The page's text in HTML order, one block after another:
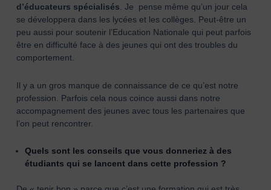
d’éducateurs spécialisés . Je pense même qu’un jour cela
se développera dans les lycées et les collèges. Peut-être un
peu aussi pour soutenir l’Education Nationale qui peut parfois
être en difficulté face à des jeunes qui ont des troubles du
comportement.
Il y a un gros manque de connaissance de ce qu’est notre
profession. Parfois cela nous coince aussi dans notre
accompagnement des jeunes avec tous les partenaires que
l’on peut rencontrer.
Quels sont les conseils que vous donneriez à des
étudiants qui se lancent dans cette profession ?